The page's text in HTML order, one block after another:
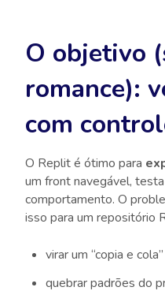
O objetivo
romance):
com
O Replit é ótimo para
um front navegável,
comportamento. O
isso para um repositório
virar um “copia e
quebrar padrões do